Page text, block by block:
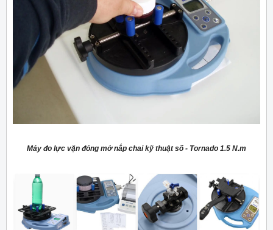
Máy đo lực vặn đóng mở nắp chai kỹ thuật số - Tornado 1.5 N.m